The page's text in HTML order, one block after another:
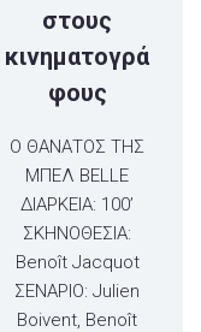
στους
κινηματογρά
φους
Ο ΘΑΝΑΤΟΣ ΤΗΣ
ΜΠΕΛ BELLE
ΔΙΑΡΚΕΙΑ: 100’
ΣΚΗΝΟΘΕΣΙΑ:
Benoît Jacquot
ΣΕΝΑΡΙΟ: Julien
Boivent, Benoît